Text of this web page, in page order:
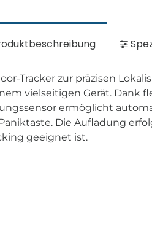
Tracker zur präzisen
vielseitigen Gerät. Dank
ermöglicht
Die Aufladung
geeignet ist.